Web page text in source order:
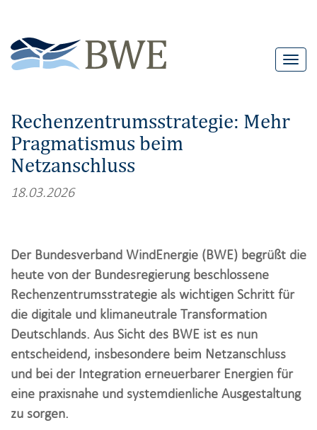
T
g
t
Rechenzentrumsstrategie: Mehr
Pragmatismus beim
Netzanschluss
18.03.2026
Der Bundesverband WindEnergie (BWE) begrüßt die
heute von der Bundesregierung beschlossene
Rechenzentrumsstrategie als wichtigen Schritt für
die digitale und klimaneutrale Transformation
Deutschlands. Aus Sicht des BWE ist es nun
entscheidend, insbesondere beim Netzanschluss
und bei der Integration erneuerbarer Energien für
eine praxisnahe und systemdienliche Ausgestaltung
zu sorgen.